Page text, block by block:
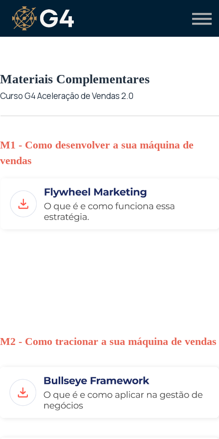
Materiais Complementares
Curso G4 Aceleração de Vendas 2.0
M1 - Como desenvolver a sua máquina de
vendas
M2 - Como tracionar a sua máquina de vendas